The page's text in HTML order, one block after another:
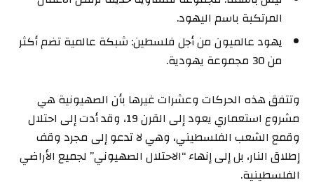
المرتكبة باسم اليهود.
يهود عالميون من أجل فلسطين: شبكة عالمية تضم أكثر
من 30 مجموعة يهودية.
وتتفق هذه الحركات وعشرات غيرها بأن الصهيونية هي
مشروع استعماري يعود إلى القرن 19، وقد أدت إلى احتلال
وقمع الشعب الفلسطيني، وهي لا تدعو إلى مجرد وقف
إطلاق النار، بل إلى إنهاء “الاحتلال الصهيوني” لجميع الأراضي
الفلسطينية.